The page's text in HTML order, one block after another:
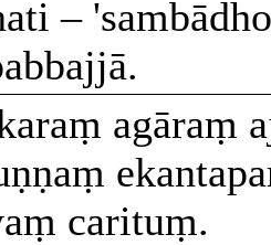
–
agāraṃ
carituṃ.